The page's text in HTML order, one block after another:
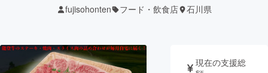
fujisohonten フード・飲食店 石川県
現在の支援総